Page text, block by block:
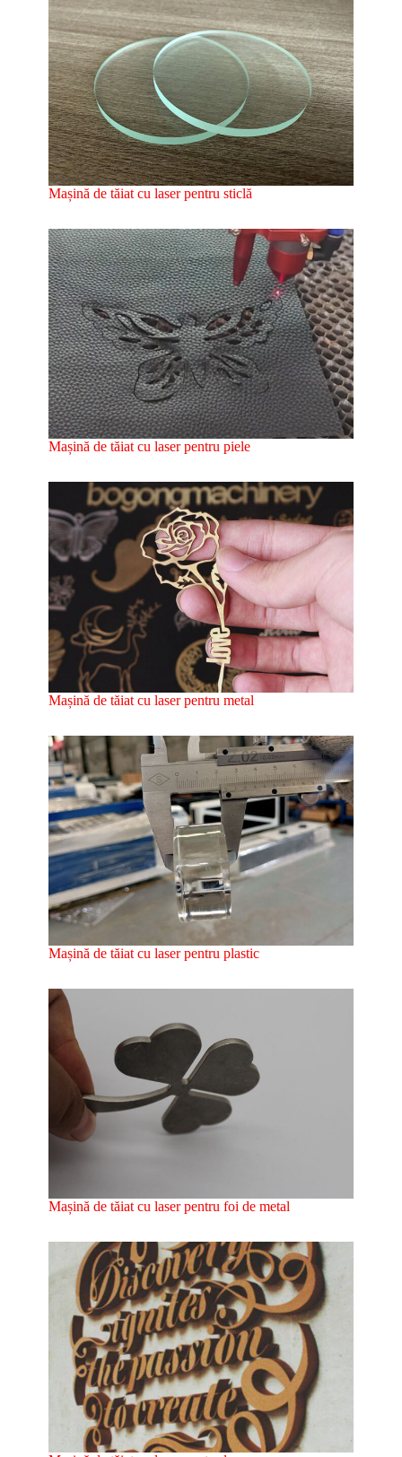
Mașină de tăiat cu laser pentru sticlă
Mașină de tăiat cu laser pentru piele
Mașină de tăiat cu laser pentru metal
Mașină de tăiat cu laser pentru plastic
Mașină de tăiat cu laser pentru foi de metal